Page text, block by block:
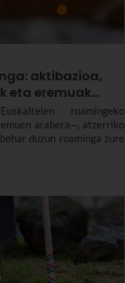
aktibazioa,
eta eremuak…
roamingeko
arabera—, atzerriko
duzun roaminga zure